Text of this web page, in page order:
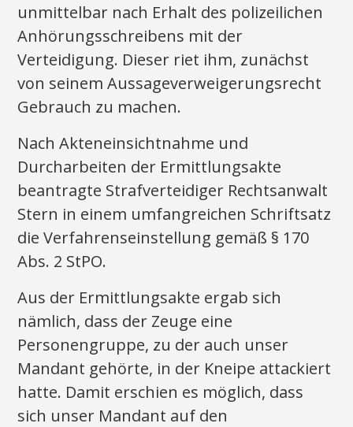
unmittelbar nach Erhalt des polizeilichen
Anhörungsschreibens mit der
Verteidigung. Dieser riet ihm, zunächst
von seinem Aussageverweigerungsrecht
Gebrauch zu machen.
Nach Akteneinsichtnahme und
Durcharbeiten der Ermittlungsakte
beantragte Strafverteidiger Rechtsanwalt
Stern in einem umfangreichen Schriftsatz
die Verfahrenseinstellung gemäß § 170
Abs. 2 StPO.
Aus der Ermittlungsakte ergab sich
nämlich, dass der Zeuge eine
Personengruppe, zu der auch unser
Mandant gehörte, in der Kneipe attackiert
hatte. Damit erschien es möglich, dass
sich unser Mandant auf den